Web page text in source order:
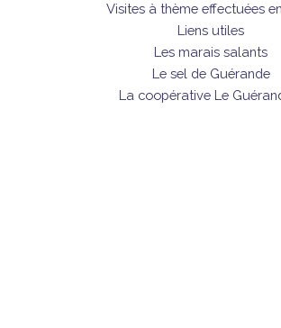
Visites à thème effectuées
Liens utiles
Les marais salants
Le sel de Guérande
La coopérative Le